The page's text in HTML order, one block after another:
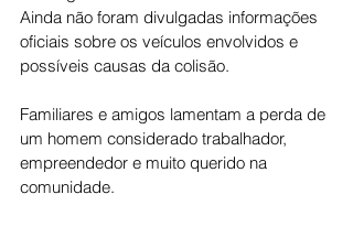
Ainda não foram divulgadas informações
oficiais sobre os veículos envolvidos e
possíveis causas da colisão.
Familiares e amigos lamentam a perda de
um homem considerado trabalhador,
empreendedor e muito querido na
comunidade.